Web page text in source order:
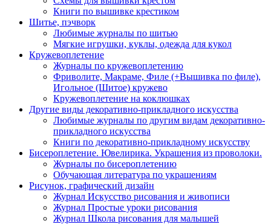
Книги по вышивке крестиком
Шитье, пэчворк
Любимые журналы по шитью
Мягкие игрушки, куклы, одежда для кукол
Кружевоплетение
Журналы по кружевоплетению
Фриволите, Макраме, Филе (+Вышивка по филе),
Игольное (Шитое) кружево
Кружевоплетение на коклюшках
Другие виды декоративно-прикладного искусства
Любимые журналы по другим видам декоративно-
прикладного искусства
Книги по декоративно-прикладному искусству
Бисероплетение. Ювелирика. Украшения из проволоки.
Журналы по бисероплетению
Обучающая литература по украшениям
Рисунок, графический дизайн
Журнал Искусство рисования и живописи
Журнал Простые уроки рисования
Журнал Школа рисования для малышей